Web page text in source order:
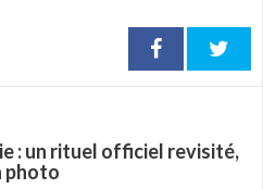
: un rituel officiel revisité,
photo